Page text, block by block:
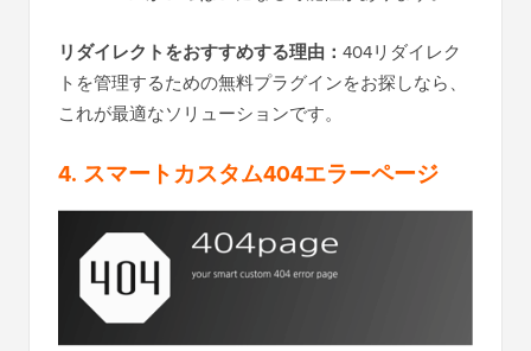
リダイレクトをおすすめする理由： 404リダイレク
トを管理するための無料プラグインをお探しなら、
これが最適なソリューションです。
4. スマートカスタム404エラーページ